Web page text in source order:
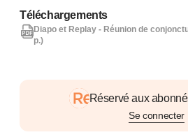
Réservé aux
Se connecter
Téléchargements
Diapo et Replay - Réunion de
p.)